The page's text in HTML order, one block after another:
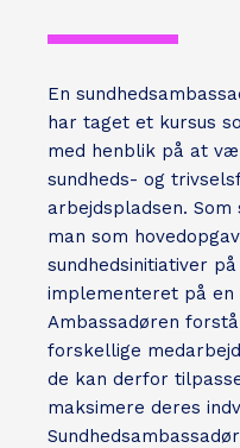
En
har taget et kursus
med henblik på at
sundheds- og
arbejdspladsen. Som
man som
sundhedsinitiativer
implementeret på
Ambassadøren
forskellige
de kan derfor
maksimere deres